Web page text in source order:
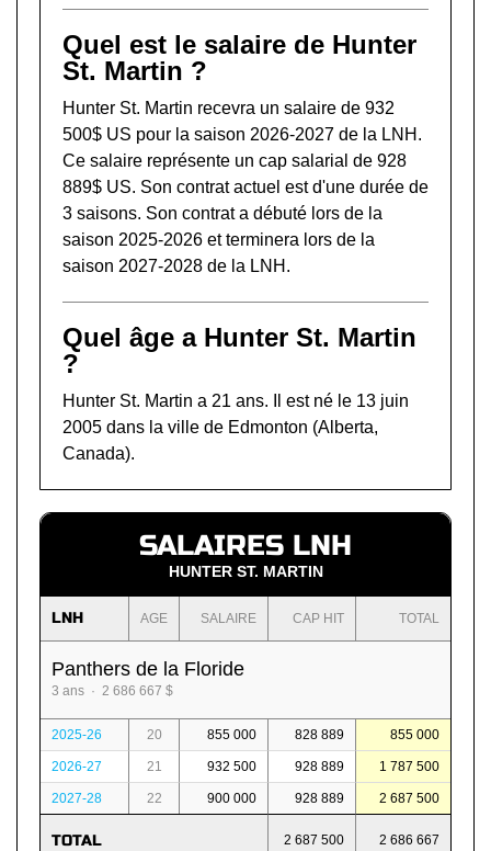
Quel est le salaire de Hunter
St. Martin ?
Hunter St. Martin recevra un salaire de 932
500$ US pour la saison 2026-2027 de la LNH.
Ce salaire représente un cap salarial de 928
889$ US. Son contrat actuel est d'une durée de
3 saisons. Son contrat a débuté lors de la
saison 2025-2026 et terminera lors de la
saison 2027-2028 de la LNH.
Quel âge a Hunter St. Martin
?
Hunter St. Martin a 21 ans. Il est né le 13 juin
2005 dans la ville de Edmonton (Alberta,
Canada).
SALAIRES LNH
HUNTER ST. MARTIN
LNH AGE SALAIRE CAP HIT TOTAL
Panthers de la Floride
3 ans · 2 686 667 $
2025-26 20 855 000 828 889 855 000
2026-27 21 932 500 928 889 1 787 500
2027-28 22 900 000 928 889 2 687 500
TOTAL 2 687 500 2 686 667